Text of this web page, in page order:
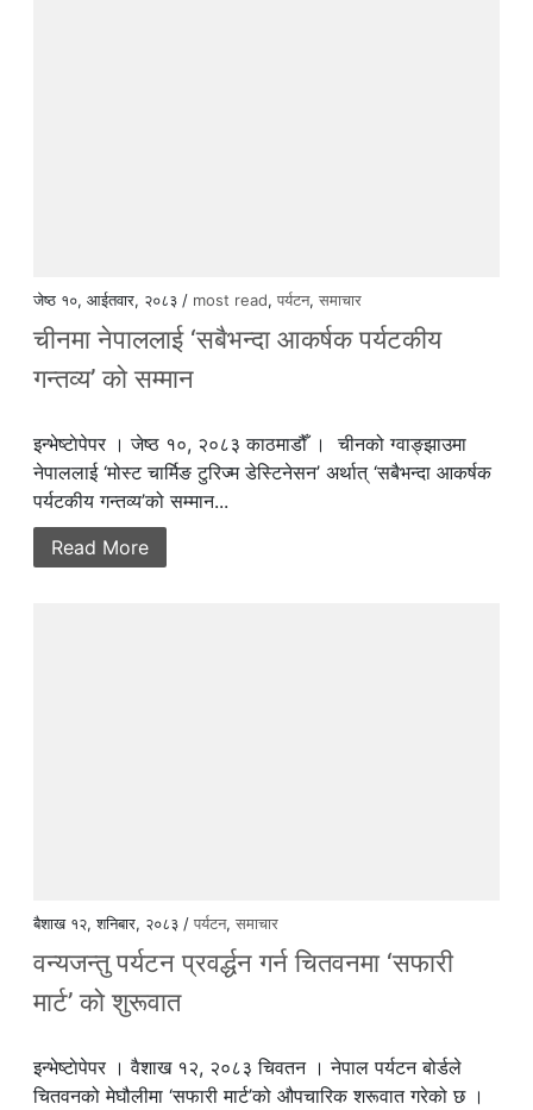
जेष्ठ १०, आईतवार, २०८३ / most read,पर्यटन,समाचार
चीनमा नेपाललाई ‘सबैभन्दा आकर्षक पर्यटकीय
गन्तव्य’ को सम्मान
इन्भेष्टाेपेपर । जेष्ठ १०, २०८३ काठमाडौँ । चीनको ग्वाङ्झाउमा
नेपाललाई ‘मोस्ट चार्मिङ टुरिज्म डेस्टिनेसन’ अर्थात् ‘सबैभन्दा आकर्षक
पर्यटकीय गन्तव्य’को सम्मान...
Read More
बैशाख १२, शनिबार, २०८३ /पर्यटन,समाचार
वन्यजन्तु पर्यटन प्रवर्द्धन गर्न चितवनमा ‘सफारी
मार्ट’ को शुरूवात
इन्भेष्टाेपेपर । वैशाख १२, २०८३ चिवतन । नेपाल पर्यटन बोर्डले
चितवनको मेघौलीमा ‘सफारी मार्ट’को औपचारिक शरूवात गरेको छ ।